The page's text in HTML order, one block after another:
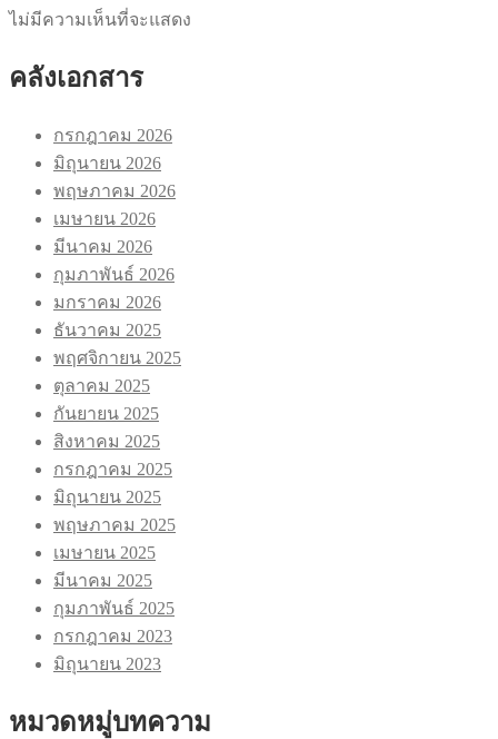
ไม่มีความเห็นที่จะแสดง
คลังเอกสาร
กรกฎาคม 2026
มิถุนายน 2026
พฤษภาคม 2026
เมษายน 2026
มีนาคม 2026
กุมภาพันธ์ 2026
มกราคม 2026
ธันวาคม 2025
พฤศจิกายน 2025
ตุลาคม 2025
กันยายน 2025
สิงหาคม 2025
กรกฎาคม 2025
มิถุนายน 2025
พฤษภาคม 2025
เมษายน 2025
มีนาคม 2025
กุมภาพันธ์ 2025
กรกฎาคม 2023
มิถุนายน 2023
หมวดหมู่บทความ